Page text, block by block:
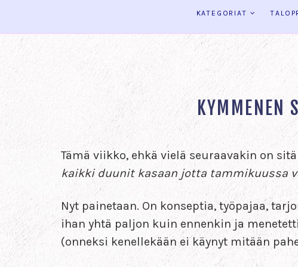
KATEGORIAT
KYMMENEN
Tämä viikko, ehkä vielä seuraavakin on
kaikki duunit kasaan jotta tammikuussa
Nyt painetaan. On konseptia, työpajaa,
ihan yhtä paljon kuin ennenkin ja
(onneksi kenellekään ei käynyt mitään